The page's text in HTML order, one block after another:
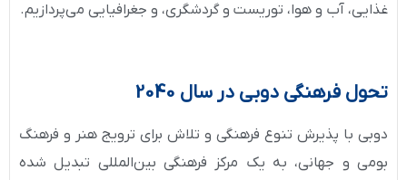
غذایی، آب و هوا، توریست و گردشگری، و جغرافیایی می‌پردازیم.
تحول فرهنگی دوبی در سال 2040
دوبی با پذیرش تنوع فرهنگی و تلاش برای ترویج هنر و فرهنگ
بومی و جهانی، به یک مرکز فرهنگی بین‌المللی تبدیل شده